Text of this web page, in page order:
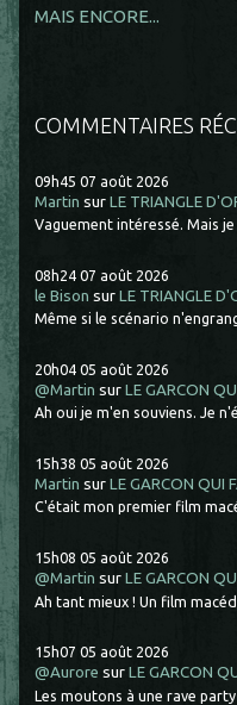
MAIS ENCORE...
COMMENTAIRES
09h45 07 août 2026
Martin surLE TRIANGLE
Vaguement intéressé. Mais je
08h24 07 août 2026
le Bison surLE TRIANGLE
Même si le scénario
20h04 05 août 2026
@Martin surLE GARCON
Ah oui je m'en souviens. Je
15h38 05 août 2026
Martin surLE GARCON QUI
C'était mon premier film
15h08 05 août 2026
@Martin surLE GARCON
Ah tant mieux ! Un film
15h07 05 août 2026
@Aurore surLE GARCON
Les moutons à une rave